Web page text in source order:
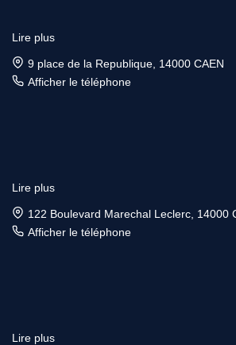
Lire plus
9 place de la Republique, 14000 CAEN
Afficher le téléphone
Lire plus
122 Boulevard Marechal Leclerc, 14000
Afficher le téléphone
Lire plus